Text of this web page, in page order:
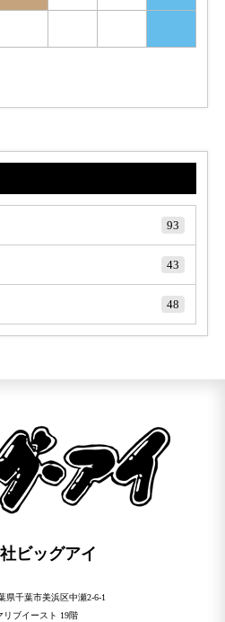
93
43
48
ビッグアイ
県千葉市美浜区中瀬2-6-1
リブイースト 19階